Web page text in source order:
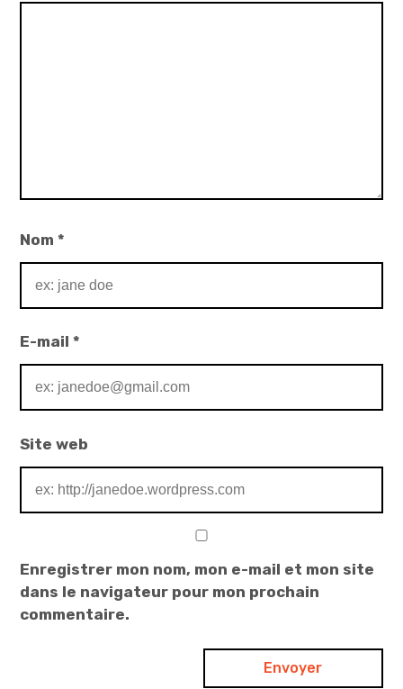
Nom*
E-mail*
Site web
Enregistrer mon nom, mon e-mail et mon site
dans le navigateur pour mon prochain
commentaire.